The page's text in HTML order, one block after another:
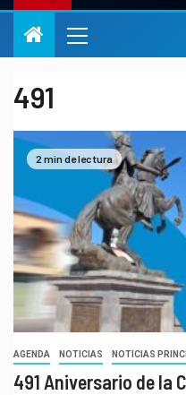
491
2 min de lectura
AGENDA NOTICIAS NOTICIAS
491 Aniversario de la